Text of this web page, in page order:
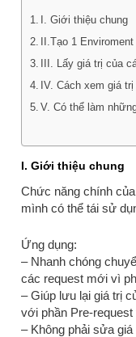
I. Giới thiệu chung
II.Tạo 1 Enviroment
III. Lấy giá trị của
IV. Cách xem giá
V. Có thể làm
I. Giới thiệu chung
Chức năng chínhcủa
mình có thể tái sử
Ứng dụng:
– Nhanh chóng
các request mới vì
– Giúp lưu lại giá trị
với phần Pre-
– Không phải sửa